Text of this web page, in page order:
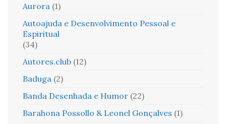
Aurora (1)
Autoajuda e Desenvolvimento Pessoal e
Espiritual
(34)
Autores.club (12)
Baduga (2)
Banda Desenhada e Humor (22)
Barahona Possollo & Leonel Gonçalves (1)